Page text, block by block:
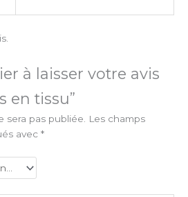
à laisser votre avis
en tissu”
sera pas publiée. Les champs
avec *